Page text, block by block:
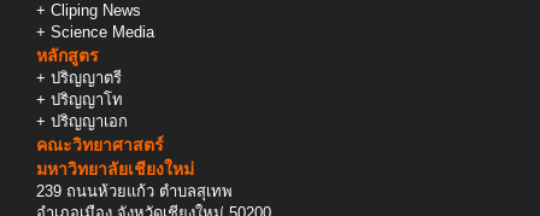
+ Cliping News
+ Science Media
หลักสูตร
+ ปริญญาตรี
+ ปริญญาโท
+ ปริญญาเอก
คณะวิทยาศาสตร์
มหาวิทยาลัยเชียงใหม่
239 ถนนห้วยแก้ว ตำบลสุเทพ